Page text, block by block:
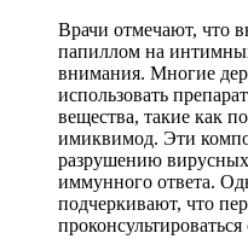
Врачи отмечают, что
папиллом на
внимания. Многие
использовать
вещества, такие как
имиквимод. Эти
разрушению
иммунного ответа.
подчеркивают, что